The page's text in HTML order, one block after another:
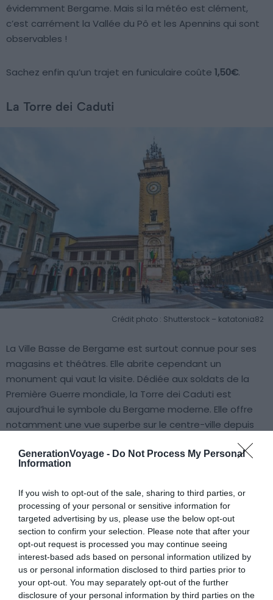
GenerationVoyage - Do Not Process My Personal
Information
If you wish to opt-out of the sale, sharing to third parties, or
processing of your personal or sensitive information for
targeted advertising by us, please use the below opt-out
section to confirm your selection. Please note that after your
opt-out request is processed you may continue seeing
interest-based ads based on personal information utilized by
us or personal information disclosed to third parties prior to
your opt-out. You may separately opt-out of the further
disclosure of your personal information by third parties on the
évidemment Bergame. Mais si la météo est clément,
c’est carrément la Vallée du Pô et les Apennins qui sont
observables !
Sachez enfin qu’un trajet en funiculaire coûte 1,50€.
La Torre dei Caduti
Crédit photo : Shutterstock – katatonia82
La Ville Basse de Bergame est surtout connue pour ses
magasins et théâtres. Elle abrite cependant un
monument qui vaut la visite. Dédiée aux soldats de la
Première Guerre mondiale, la Torre dei Caduti est
aujourd’hui le symbole du Bergame moderne. Elle offre
notamment une vue superbe sur le centre-ville depuis
dessiné par le célèbre architecte Piacentini.
Les musées de Bergame